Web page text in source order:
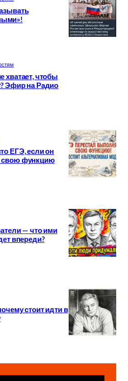
хватает, чтобы
Эфир на Радио
ЕГЭ, если он
свою функцию
— что ими
впереди?
стоит идти в